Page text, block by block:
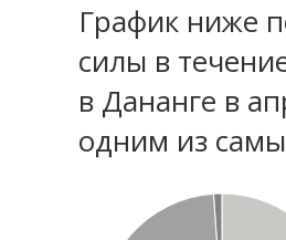
График ниже
силы в
в Дананге в
одним из